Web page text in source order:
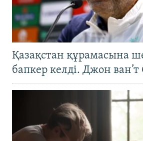
Қазақстан құрамасына
бапкер келді. Джон ван’т